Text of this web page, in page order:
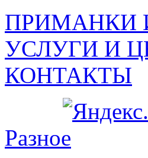
ПРИМАНКИ
УСЛУГИ И
КОНТАКТЫ
Разное